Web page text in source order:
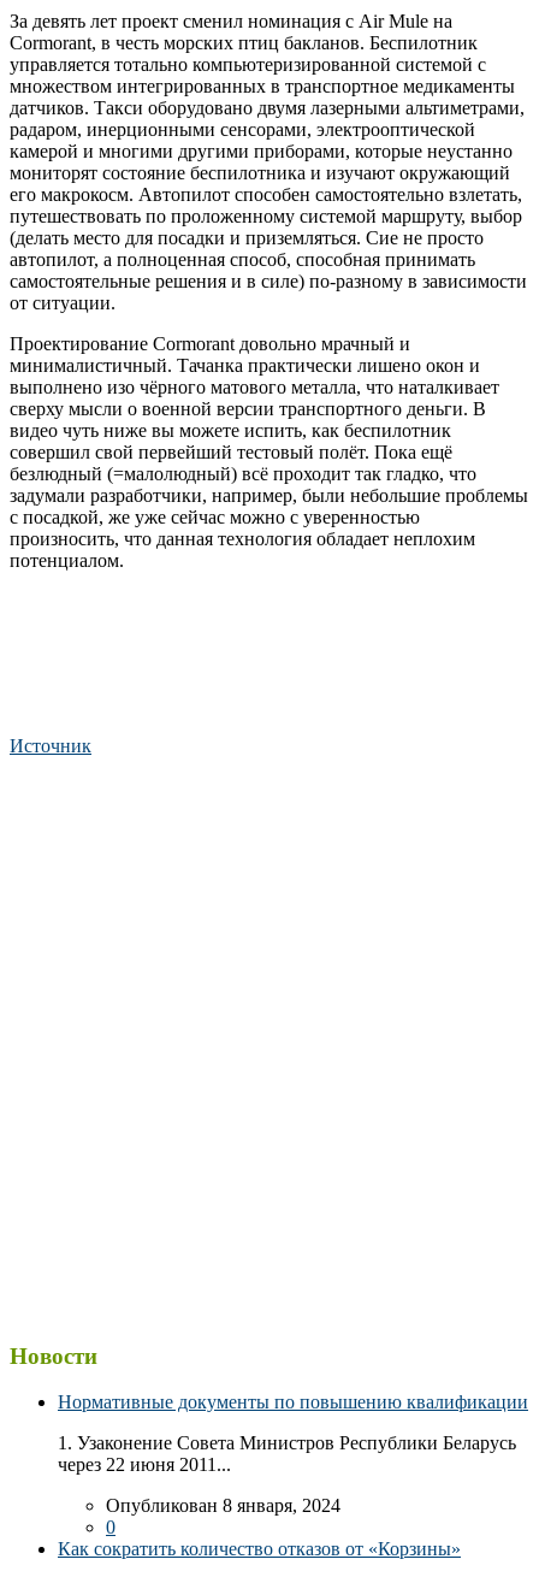
За девять лет проект сменил номинация с Air Mule на
Cormorant, в честь морских птиц бакланов. Беспилотник
управляется тотально компьютеризированной системой с
множеством интегрированных в транспортное медикаменты
датчиков. Такси оборудовано двумя лазерными альтиметрами,
радаром, инерционными сенсорами, электрооптической
камерой и многими другими приборами, которые неустанно
мониторят состояние беспилотника и изучают окружающий
его макрокосм. Автопилот способен самостоятельно взлетать,
путешествовать по проложенному системой маршруту, выбор
(делать место для посадки и приземляться. Сие не просто
автопилот, а полноценная способ, способная принимать
самостоятельные решения и в силе) по-разному в зависимости
от ситуации.
Проектирование Cormorant довольно мрачный и
минималистичный. Тачанка практически лишено окон и
выполнено изо чёрного матового металла, что наталкивает
сверху мысли о военной версии транспортного деньги. В
видео чуть ниже вы можете испить, как беспилотник
совершил свой первейший тестовый полёт. Пока ещё
безлюдный (=малолюдный) всё проходит так гладко, что
задумали разработчики, например, были небольшие проблемы
с посадкой, же уже сейчас можно с уверенностью
произносить, что данная технология обладает неплохим
потенциалом.
Источник
Новости
Нормативные документы по повышению квалификации
1. Узаконение Совета Министров Республики Беларусь
через 22 июня 2011...
Опубликован 8 января, 2024
0
Как сократить количество отказов от «Корзины»